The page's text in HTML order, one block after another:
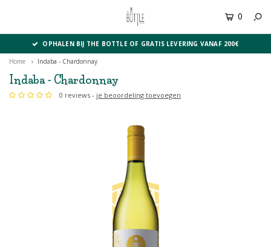
0
OPHALEN BIJ THE BOTTLE OF GRATIS LEVERING VANAF 200€
Home Indaba - Chardonnay
Indaba - Chardonnay
0 reviews - je beoordeling toevoegen